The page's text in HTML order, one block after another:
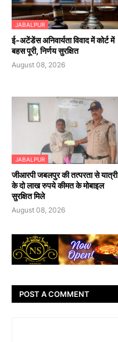
JABALPUR
​ई-अटेंडेंस अनिवार्यता विवाद में कोर्ट में
बहस पूरी, निर्णय सुरक्षित
August 08, 2026
JABALPUR
जीआरपी जबलपुर की तत्परता से यात्री
के दो लाख रुपये कीमत के मोबाइल
सुरक्षित मिले
August 08, 2026
POST A COMMENT